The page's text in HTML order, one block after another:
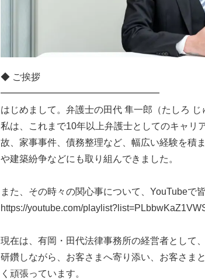
◆ ご挨拶
━━━━━━━━━━━━━━━━━
はじめまして。弁護士の田代 隼一郎（たしろ じ
私は、これまで10年以上弁護士としてのキャリ
故、家事事件、債務整理など、幅広い経験を積
や建築紛争などにも取り組んできました。
また、その時々の関心事について、YouTubeで
https://youtube.com/
現在は、有岡・田代法律事務所の経営者として
研鑽しながら、お客さまへ寄り添い、お客さま
く頑張っています。